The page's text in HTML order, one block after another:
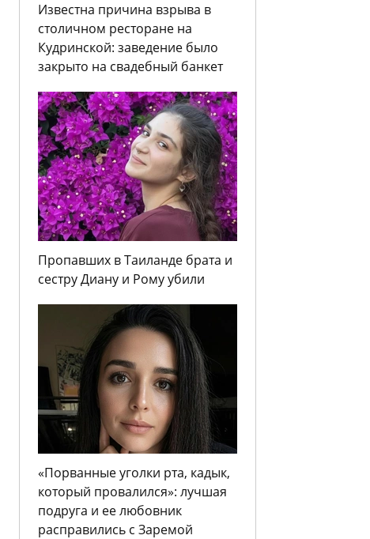
Известна причина взрыва в
столичном ресторане на
Кудринской: заведение было
закрыто на свадебный банкет
Пропавших в Таиланде брата и
сестру Диану и Рому убили
«Порванные уголки рта, кадык,
который провалился»: лучшая
подруга и ее любовник
расправились с Заремой